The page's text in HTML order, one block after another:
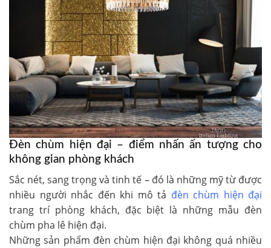
Đèn chùm hiện đại – điểm nhấn ấn tượng cho
không gian phòng khách
Sắc nét, sang trọng và tinh tế – đó là những mỹ từ được
nhiều người nhắc đến khi mô tả đèn chùm hiện đại
trang trí phòng khách, đặc biệt là những mẫu đèn
chùm pha lê hiện đại.
Những sản phẩm đèn chùm hiện đại không quá nhiều